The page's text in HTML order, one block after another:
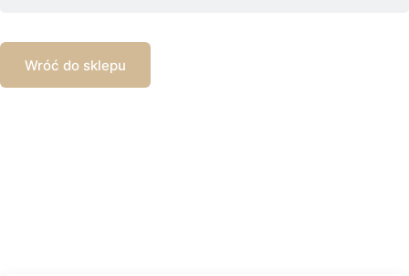
Wróć do sklepu